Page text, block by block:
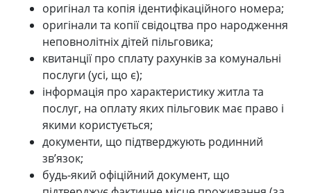
оригінал та копія ідентифікаційного номера;
оригінали та копії свідоцтва про народження
неповнолітніх дітей пільговика;
квитанції про сплату рахунків за комунальні
послуги (усі, що є);
інформація про характеристику житла та
послуг, на оплату яких пільговик має право і
якими користується;
документи, що підтверджують родинний
зв’язок;
будь-який офіційний документ, що